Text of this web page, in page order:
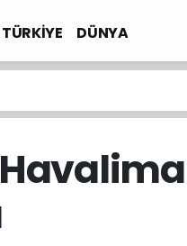
TÜRKİYE DÜNYA